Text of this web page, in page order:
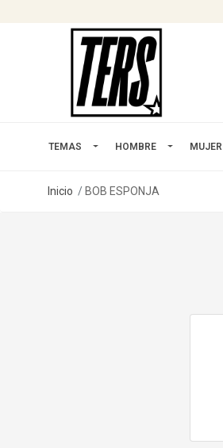
TEMAS HOMBRE MUJER
Inicio BOB ESPONJA